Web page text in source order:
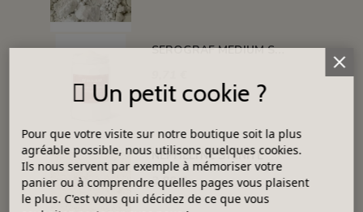
SEROGRAF MEDIUM SERIGRAPHIQUE SECHAGE RAPIDE
NEPHELYNE SYENITE
3,89 €
Un petit cookie ?
Pour que votre visite sur notre boutique soit la plus
agréable possible, nous utilisons quelques cookies.
Ils nous servent par exemple à mémoriser votre
panier ou à comprendre quelles pages vous plaisent
le plus. C'est vous qui décidez de ce que vous